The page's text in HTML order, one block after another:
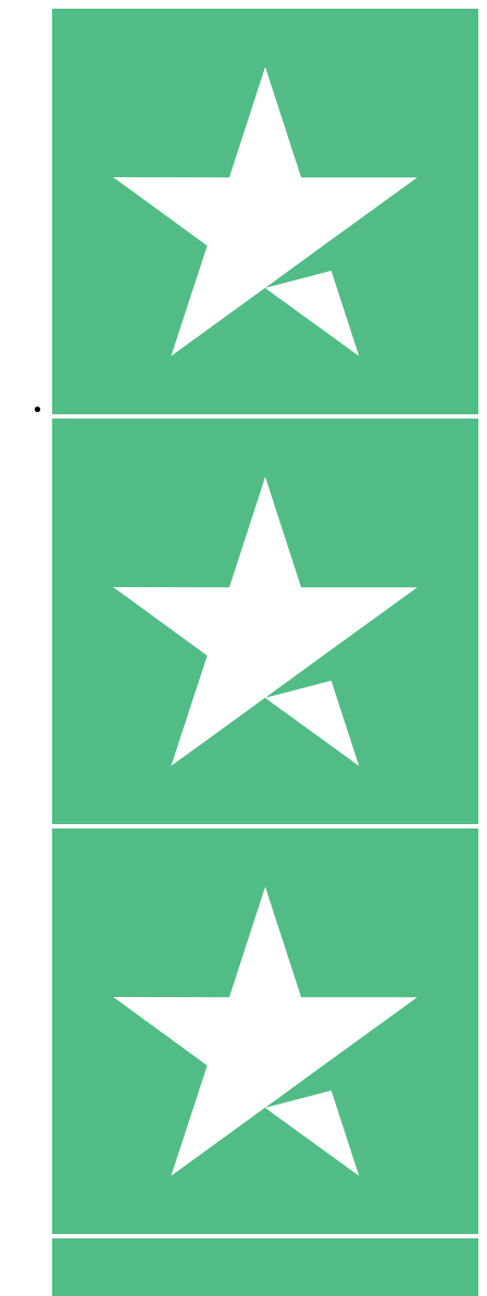
Individuelle Credit-Pakete
Zahlen Sie nach Bedarf mit Download-Credits. Keine
monatliche Verpflichtung erforderlich.
10 00
10 Downloads
20 00